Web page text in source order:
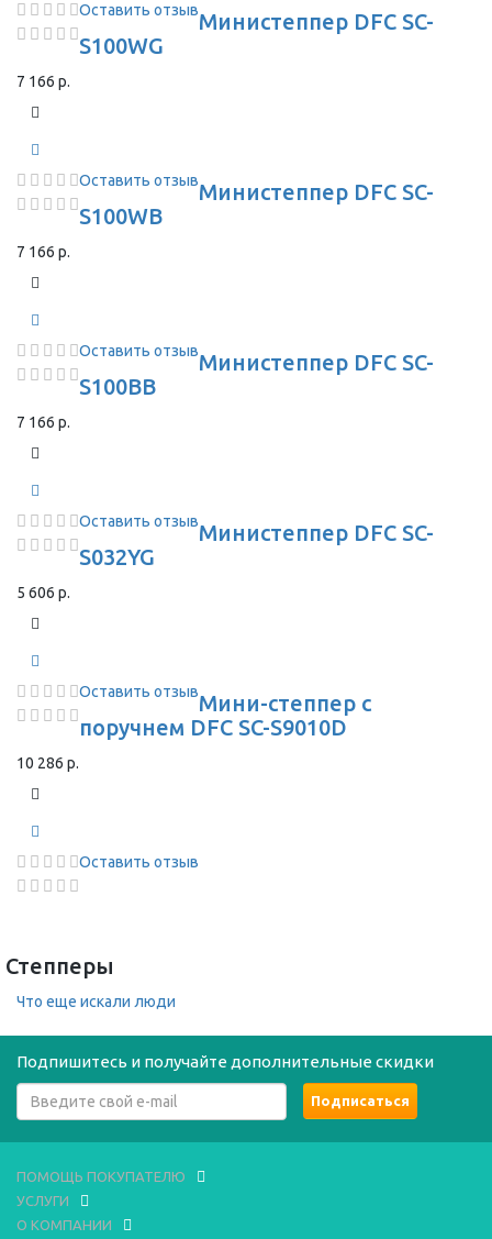
Оставить отзывМинистеппер DFC SC-
S100WG
7 166 р.
Оставить отзывМинистеппер DFC SC-
S100WB
7 166 р.
Оставить отзывМинистеппер DFC SC-
S100BB
7 166 р.
Оставить отзывМинистеппер DFC SC-
S032YG
5 606 р.
Оставить отзывМини-степпер с
поручнем DFC SC-S9010D
10 286 р.
Оставить отзыв
Степперы
Что еще искали люди
Подпишитесь и получайте дополнительные скидки
ПОМОЩЬ ПОКУПАТЕЛЮ
УСЛУГИ
О КОМПАНИИ